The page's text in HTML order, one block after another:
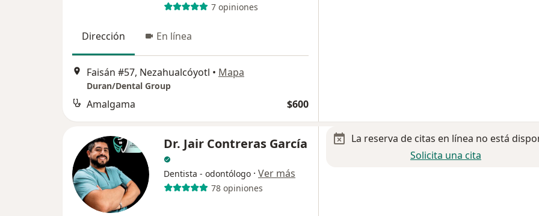
7 opiniones
Dirección En línea
Faisán #57, Nezahualcóyotl • Mapa
Duran/Dental Group
Amalgama $600
Dr. Jair Contreras García
Dentista - odontólogo · Ver más
78 opiniones
La reserva de citas en línea no está
Solicita una cita